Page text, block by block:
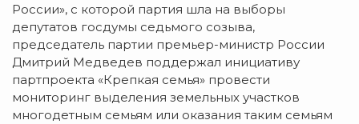
России», с которой партия шла на выборы
депутатов госдумы седьмого созыва,
председатель партии премьер-министр России
Дмитрий Медведев поддержал инициативу
партпроекта «Крепкая семья» провести
мониторинг выделения земельных участков
многодетным семьям или оказания таким семьям